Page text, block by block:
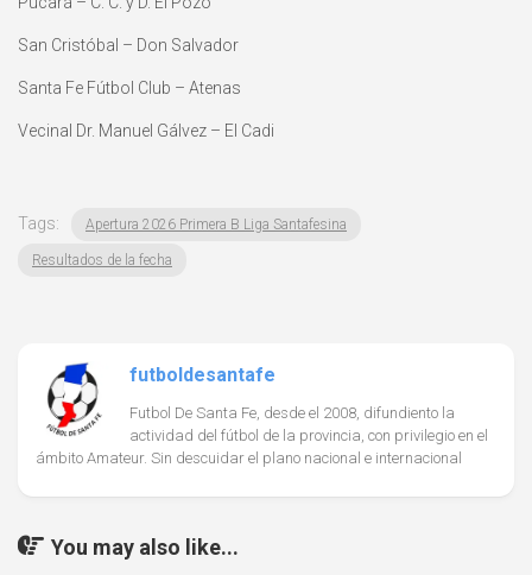
San Cristóbal – Don Salvador
Santa Fe Fútbol Club – Atenas
Vecinal Dr. Manuel Gálvez – El Cadi
Tags: Apertura 2026 Primera B Liga Santafesina
Resultados de la fecha
futboldesantafe
Futbol De Santa Fe, desde el 2008, difundiento la
actividad del fútbol de la provincia, con privilegio en el
ámbito Amateur. Sin descuidar el plano nacional e internacional
You may also like...